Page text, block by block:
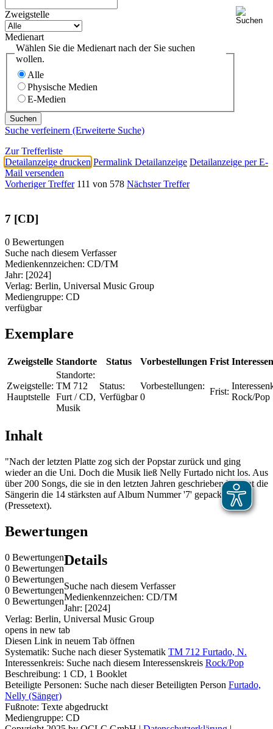
Zweigstelle
Medienart
Wählen Sie die Medienart nach der Sie suchen
wollen.
Alle
Physische Medien
E-Medien
Suche verfeinern (Erweiterte Suche)
Zur Trefferliste
Detailanzeige drucken Permalink Detailanzeige Detailanzeige per E-
Mail versenden
Vorheriger Treffer 111 von 578 Nächster Treffer
7 [CD]
0 Bewertungen
Suche nach diesem Verfasser
Medienkennzeichen: CD/TM
Jahr: [2024]
Verlag: Berlin, Universal Music Group
Mediengruppe: CD
verfügbar
Exemplare
Zweigstelle Standorte Status Vorbestellungen Frist
Zweigstelle:
Hauptstelle
Standorte:
TM 712
Furt / CD,
Musik
Status:
Verfügbar
Vorbestellungen:
0
Frist:
Rock/Pop
Inhalt
"Nach der letzten Platte zog sich der Popstar zurück und ging
wieder an die Uni. Doch die Musik ließ Nelly Furtado nicht los. Aus
über 200 Songs, die sie in den letzten Jahren geschrieben hat, hat die
Sängerin die 14 stärksten auf Album Nummer '7' gepackt"
(Pressetext).
Bewertungen
0 Bewertungen
0 Bewertungen
0 Bewertungen
0 Bewertungen
0 Bewertungen
Details
Suche nach diesem Verfasser
Medienkennzeichen: CD/TM
Jahr: [2024]
Verlag: Berlin, Universal Music Group
opens in new tab
Diesen Link in neuem Tab öffnen
Systematik: Suche nach dieser Systematik TM 712 Furtado, N.
Interessenkreis: Suche nach diesem Interessenskreis Rock/Pop
Beschreibung: 1 CD, 1 Booklet
Beteiligte Personen: Suche nach dieser Beteiligten Person Furtado,
Nelly (Sänger)
Fußnote: Texte abgedruckt
Mediengruppe: CD